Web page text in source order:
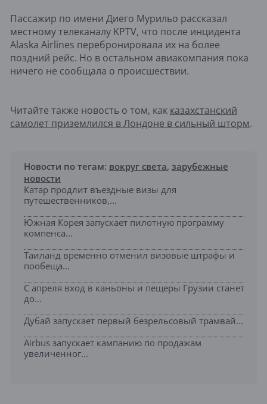
Пассажир по имени Диего Мурильо рассказал
местному телеканалу KPTV, что после инцидента
Alaska Airlines перебронировала их на более
поздний рейс. Но в остальном авиакомпания пока
ничего не сообщала о происшествии.
Читайте также новость о том, как казахстанский
самолет приземлился в Лондоне в сильный шторм.
Новости по тегам: вокруг света, зарубежные
новости
Катар продлит въездные визы для
путешественников,...
Южная Корея запускает пилотную программу
компенса...
Таиланд временно отменил визовые штрафы и
пообеща...
С апреля вход в каньоны и пещеры Грузии станет
до...
Дубай запускает первый безрельсовый трамвай...
Airbus запускает кампанию по продажам
увеличенног...